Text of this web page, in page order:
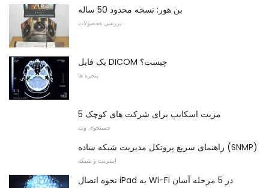
بن هور: نسخه محدود 50 ساله
بررسی محصولات
یک فایل DICOM چیست؟
پنجره ها
5 مزیت اسکایپ برای شرکت های کوچک
جستجوی وب
راهنمای سریع پروتکل مدیریت شبکه ساده (SNMP)
اینترنت و شبکه
نحوه اتصال iPad به Wi-Fi در 5 مرحله آسان